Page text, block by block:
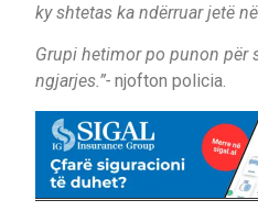
ky shtetas ka ndërruar jetë
Grupi hetimor po punon për
ngjarjes.”- njofton policia.